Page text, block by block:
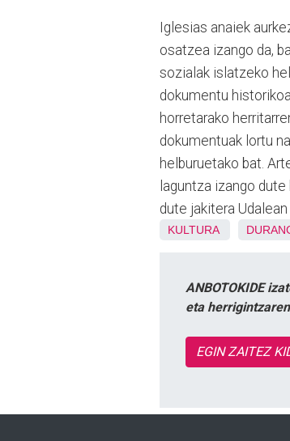
Iglesias anaiek
osatzea izango da,
sozialak islatzeko
dokumentu
horretarako
dokumentuak lortu
helburuetako bat.
laguntza izango
dute jakitera
KULTURA
ANBOTOKIDE
eta
EGIN ZAITEZ